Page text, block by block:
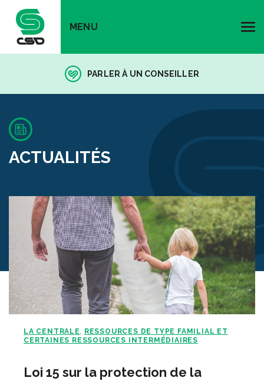
MENU
PARLER À UN CONSEILLER
ACTUALITÉS
LA CENTRALE
RESSOURCES DE TYPE FAMILIAL ET
CERTAINES RESSOURCES INTERMÉDIAIRES
Loi 15 sur la protection de la